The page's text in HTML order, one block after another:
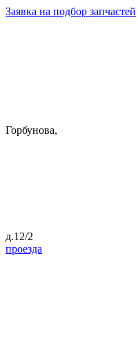
Заявка на подбор запчастей
Горбунова,
д.12/2
проезда